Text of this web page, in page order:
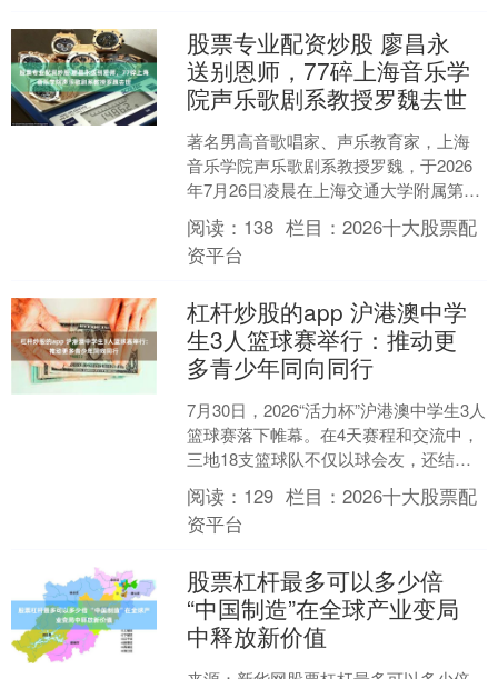
股票专业配资炒股 廖昌永
送别恩师，77碎上海音乐学
院声乐歌剧系教授罗魏去世
著名男高音歌唱家、声乐教育家，上海
音乐学院声乐歌剧系教授罗魏，于2026
年7月26日凌晨在上海交通大学附属第六
人民医院病逝，享年77岁。 罗魏1974年
考入上海....
阅读： 138 栏目：2026十大股票配
资平台
杠杆炒股的app 沪港澳中学
生3人篮球赛举行：推动更
多青少年同向同行
7月30日，2026“活力杯”沪港澳中学生3人
篮球赛落下帷幕。在4天赛程和交流中，
三地18支篮球队不仅以球会友，还结伴
参访上海：登上东方明珠电视塔，夜游
黄浦江，....
阅读： 129 栏目：2026十大股票配
资平台
股票杠杆最多可以多少倍
“中国制造”在全球产业变局
中释放新价值